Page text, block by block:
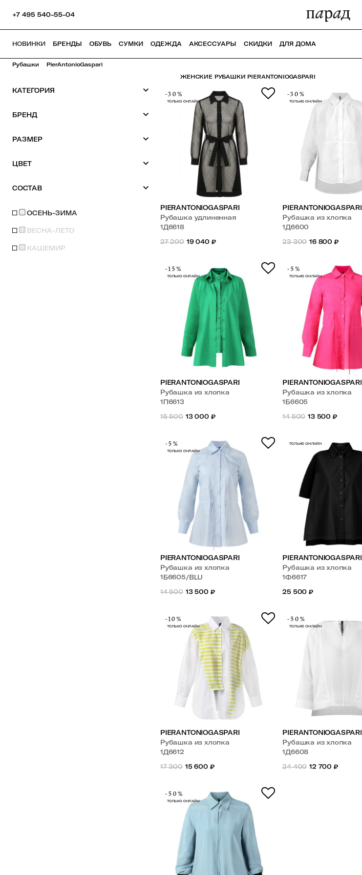
+7 495 540-55-04
НОВИНКИ БРЕНДЫ ОБУВЬ СУМКИ ОДЕЖДА АКСЕССУАРЫ СКИДКИ ДЛЯ ДОМА
Рубашки
PierAntonioGaspari
ЖЕНСКИЕ РУБАШКИ PIERANTONIOGASPARI
КАТЕГОРИЯ
БРЕНД
РАЗМЕР
ЦВЕТ
СОСТАВ
ОСЕНЬ-ЗИМА
ВЕСНА-ЛЕТО
КАШЕМИР
-30%
ТОЛЬКО ОНЛАЙН
PIERANTONIOGASPARI
Рубашка удлиненная
1Д6618
27 200 19 040 ₽
-30%
ТОЛЬКО ОНЛАЙН
PIERANTONIOGASPARI
Рубашка из хлопка
1Д6600
23 300 16 800 ₽
-15%
ТОЛЬКО ОНЛАЙН
PIERANTONIOGASPARI
Рубашка из хлопка
1П6613
15 500 13 000 ₽
-5%
ТОЛЬКО ОНЛАЙН
PIERANTONIOGASPARI
Рубашка из хлопка
1Б6605
14 500 13 500 ₽
-5%
ТОЛЬКО ОНЛАЙН
PIERANTONIOGASPARI
Рубашка из хлопка
1Б6605/BLU
14 500 13 500 ₽
ТОЛЬКО ОНЛАЙН
PIERANTONIOGASPARI
Рубашка из хлопка
1Ф6617
25 500 ₽
-10%
ТОЛЬКО ОНЛАЙН
PIERANTONIOGASPARI
Рубашка из хлопка
1Д6612
17 300 15 600 ₽
-50%
ТОЛЬКО ОНЛАЙН
PIERANTONIOGASPARI
Рубашка из хлопка
1Д6608
24 400 12 700 ₽
-50%
ТОЛЬКО ОНЛАЙН